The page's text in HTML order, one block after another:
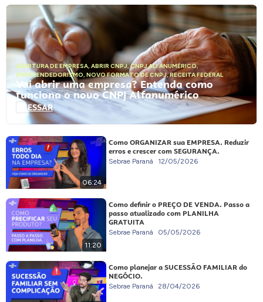
ABERTURA DE EMPRESA, ABRIR CNPJ,CNPJ ALFANUMÉRICO,
EMPREENDEDORISMO, NOVO FORMATO DE CNPJ,RECEITA FEDERAL
Vai abrir uma empresa? Entenda como
funciona o novo CNPJ Alfanumérico
ACESSAR
06:24
Como ORGANIZAR sua EMPRESA. Reduzir
erros e crescer com SEGURANÇA.
Sebrae Paraná 12/05/2026
11:20
Como definir o PREÇO DE VENDA. Passo a
passo atualizado com PLANILHA
GRATUITA
Sebrae Paraná 05/05/2026
Como planejar a SUCESSÃO FAMILIAR do
NEGÓCIO.
Sebrae Paraná 28/04/2026